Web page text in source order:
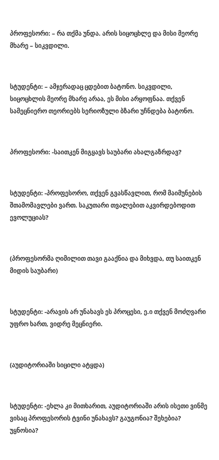
პროფესორი: – რა თქმა უნდა. არის სიცოცხლე და მისი მეორე
მხარე – სიკვდილი.
სტუდენტი: – ამჯერადაც ცდებით ბატონო. სიკვდილი,
სიცოცხლის მეორე მხარე არაა, ეს მისი არყოფნაა. თქვენ
სამეცნიერო თეორიებს სერიოზული ბზარი უჩნდება ბატონო.
პროფესორი: -საითკენ მიგყავს საუბარი ახალგაზრდავ?
სტუდენტი: -პროფესორო, თქვენ გვასწავლით, რომ მაიმუნების
შთამომავლები ვართ. საკუთარი თვალებით აკვირდებოდით
ევოლუციას?
(პროფესორმა ღიმილით თავი გააქნია და მიხვდა, თუ საითკენ
მიდის საუბარი)
სტუდენტი: -არავის არ უნახავს ეს პროცესი, ე.ი თქვენ მოძღვარი
უფრო ხართ, ვიდრე მეცნიერი.
(აუდიტორიაში სიცილი ატყდა)
სტუდენტი: -ეხლა კი მითხარით, აუდიტორიაში არის ისეთი ვინმე
ვისაც პროფესორის ტვინი უნახავს? გაუგონია? შეხებია?
უყნოსია?